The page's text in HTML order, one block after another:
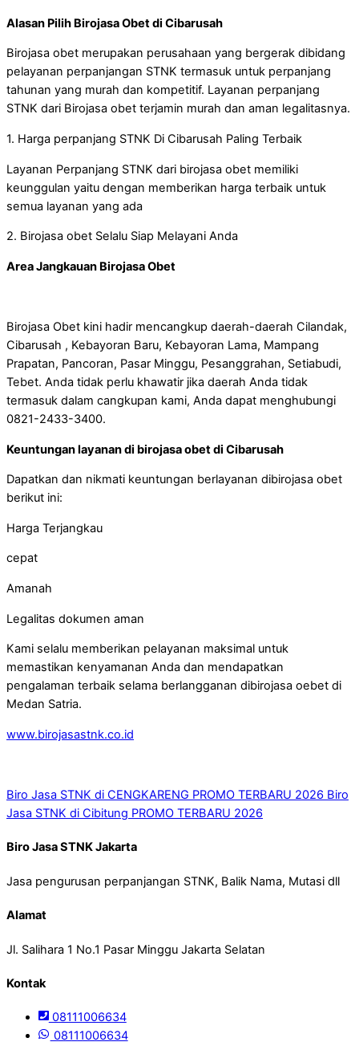
Alasan Pilih Birojasa Obet di Cibarusah
Birojasa obet merupakan perusahaan yang bergerak dibidang
pelayanan perpanjangan STNK termasuk untuk perpanjang
tahunan yang murah dan kompetitif. Layanan perpanjang
STNK dari Birojasa obet terjamin murah dan aman legalitasnya.
1. Harga perpanjang STNK Di Cibarusah Paling Terbaik
Layanan Perpanjang STNK dari birojasa obet memiliki
keunggulan yaitu dengan memberikan harga terbaik untuk
semua layanan yang ada
2. Birojasa obet Selalu Siap Melayani Anda
Area Jangkauan Birojasa Obet
Birojasa Obet kini hadir mencangkup daerah-daerah Cilandak,
Cibarusah , Kebayoran Baru, Kebayoran Lama, Mampang
Prapatan, Pancoran, Pasar Minggu, Pesanggrahan, Setiabudi,
Tebet. Anda tidak perlu khawatir jika daerah Anda tidak
termasuk dalam cangkupan kami, Anda dapat menghubungi
0821-2433-3400.
Keuntungan layanan di birojasa obet di Cibarusah
Dapatkan dan nikmati keuntungan berlayanan dibirojasa obet
berikut ini:
Harga Terjangkau
cepat
Amanah
Legalitas dokumen aman
Kami selalu memberikan pelayanan maksimal untuk
memastikan kenyamanan Anda dan mendapatkan
pengalaman terbaik selama berlangganan dibirojasa oebet di
Medan Satria.
www.birojasastnk.co.id
Biro Jasa STNK di CENGKARENG PROMO TERBARU 2026 Biro
Jasa STNK di Cibitung PROMO TERBARU 2026
Biro Jasa STNK Jakarta
Jasa pengurusan perpanjangan STNK, Balik Nama, Mutasi dll
Alamat
Jl. Salihara 1 No.1 Pasar Minggu Jakarta Selatan
Kontak
08111006634
08111006634